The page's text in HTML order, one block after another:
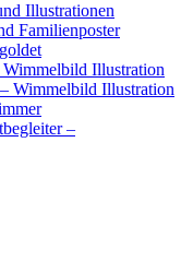
Illustrationen
Familienposter
Illustration
Wimmelbild Illustration
–